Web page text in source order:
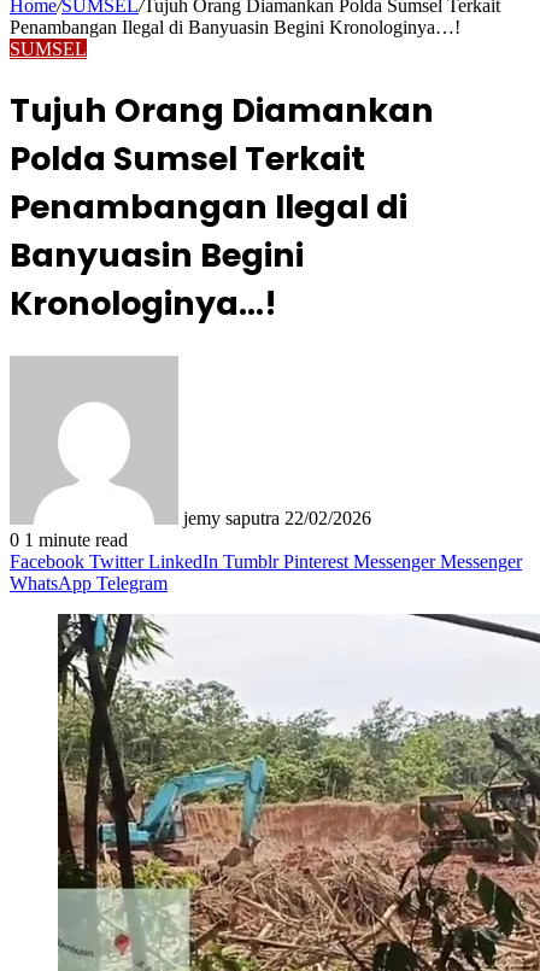
Home/SUMSEL/Tujuh Orang Diamankan Polda Sumsel Terkait
Penambangan Ilegal di Banyuasin Begini Kronologinya…!
SUMSEL
Tujuh Orang Diamankan
Polda Sumsel Terkait
Penambangan Ilegal di
Banyuasin Begini
Kronologinya…!
jemy saputra 22/02/2026
0 1 minute read
Facebook Twitter LinkedIn Tumblr Pinterest Messenger Messenger
WhatsApp Telegram